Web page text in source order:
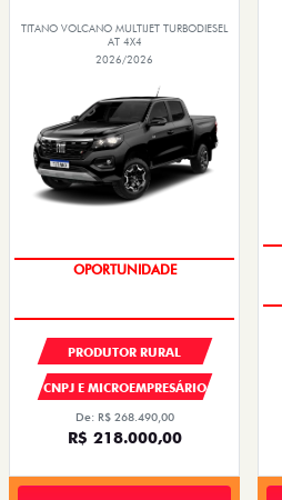
TITANO VOLCANO MULTIJET TURBODIESEL
AT 4X4
2026/2026
OPORTUNIDADE
PRODUTOR RURAL
CNPJ E MICROEMPRESÁRIO
De: R$ 268.490,00
R$ 218.000,00